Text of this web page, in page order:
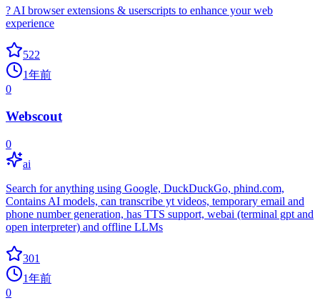
? AI browser extensions & userscripts to enhance your web
experience
522
1年前
0
Webscout
0
ai
Search for anything using Google, DuckDuckGo, phind.com,
Contains AI models, can transcribe yt videos, temporary email and
phone number generation, has TTS support, webai (terminal gpt and
open interpreter) and offline LLMs
301
1年前
0